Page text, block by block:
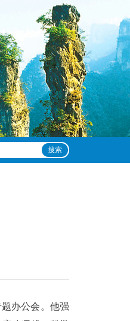
搜索
办公会。他强